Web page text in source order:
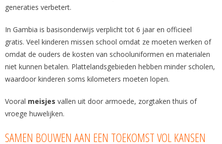
generaties verbetert.
In Gambia is basisonderwijs verplicht tot 6 jaar en officieel
gratis. Veel kinderen missen school omdat ze moeten werken of
omdat de ouders de kosten van schooluniformen en materialen
niet kunnen betalen. Plattelandsgebieden hebben minder scholen,
waardoor kinderen soms kilometers moeten lopen.
Vooral meisjes vallen uit door armoede, zorgtaken thuis of
vroege huwelijken.
SAMEN BOUWEN AAN EEN TOEKOMST VOL KANSEN